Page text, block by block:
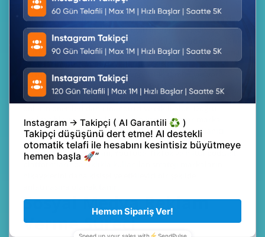
bir dijital pazarlama yöntemidir. Bu reklam modeli
geleneksel reklam formatlarının dışına çıkarak ürün ya da
hizmetin doğal ve günlük yaşamın bir parçası gibi
sunulmasını hedefler. Böylece kullanıcılar tanıtımı yapılan
markayı güvenilir bir kaynaktan duymuş olur ve satın alma
kararlarını bu güvene dayanarak verirler.
Bu tür iş birlikleri özellikle güvenilirlik, samimiyet ve
topluluk etkisi açısından büyük avantaj sağlar.
Influencer’lar takipçileriyle güçlü bağlar kurdukları için
seçilmiş bir influencer ile yapılan kampanyalar marka
bilinirliğini artırmakla kalmaz. Aynı zamanda kullanıcı
etkileşimini ve dönüşüm oranlarını da ciddi şekilde
yükseltebilir. Instagram, YouTube, TikTok ve hatta podcast
platformlarında sıklıkla kullanılan strateji markaların
Sosyal Medya Reklam
Verme Süreci